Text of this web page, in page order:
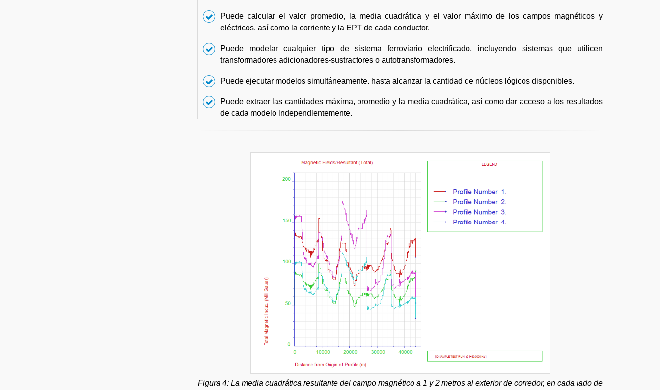
Puede calcular el valor promedio, la media cuadrática y el valor máximo de los campos magnéticos y
eléctricos, así como la corriente y la EPT de cada conductor.
Puede modelar cualquier tipo de sistema ferroviario electrificado, incluyendo sistemas que utilicen
transformadores adicionadores-sustractores o autotransformadores.
Puede ejecutar modelos simultáneamente, hasta alcanzar la cantidad de núcleos lógicos disponibles.
Puede extraer las cantidades máxima, promedio y la media cuadrática, así como dar acceso a los resultados
de cada modelo independientemente.
Figura 4: La media cuadrática resultante del campo magnético a 1 y 2 metros al exterior de corredor, en cada lado de